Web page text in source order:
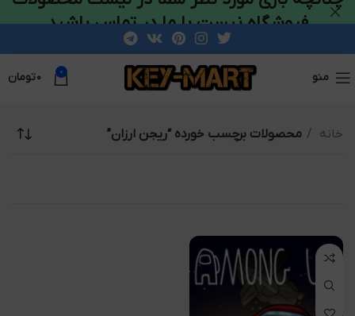
منو 0 ۰تومان
خانه محصولات برچسب خورده “ریجن ارزان”
فروشگاه نیست با ما در تماس باشید